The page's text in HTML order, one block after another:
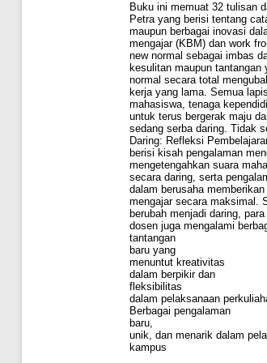
Buku ini memuat 32 tulisan
Petra yang berisi tentang
maupun berbagai inovasi
mengajar (KBM) dan work
new normal sebagai imbas
kesulitan maupun
normal secara total
kerja yang lama. Semua
mahasiswa, tenaga
untuk terus bergerak maju
sedang serba daring. Tidak
Daring: Refleksi
berisi kisah pengalaman
mengetengahkan suara
secara daring, serta
dalam berusaha
mengajar secara maksimal.
berubah menjadi daring, para
dosen juga mengalami
tantangan
baru yang
menuntut kreativitas
dalam berpikir dan
fleksibilitas
dalam pelaksanaan
Berbagai pengalaman
baru,
unik, dan menarik dalam
kampus